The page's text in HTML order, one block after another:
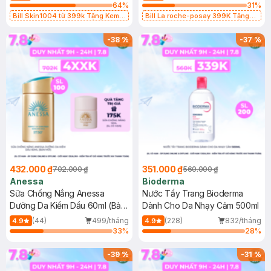
64%
Bill Skin1004 từ 399k Tặng Kem
SPF 50+ 20ml (SL Có Hạn)
31%
Bill La roche-posay 399K Tặng
(SL có hạn)
-38%
432.000 ₫702.000 ₫
Anessa
Sữa Chống Nắng Anessa
Dưỡng Da Kiềm Dầu 60ml (Bản
Mới)
4.9 (44)
499/tháng
33%
-37%
351.000 ₫560.000 ₫
Bioderma
Nước Tẩy Trang Bioderma
Dành Cho Da Nhạy Cảm 500ml
4.9 (228)
832/tháng
28%
-39% -31%